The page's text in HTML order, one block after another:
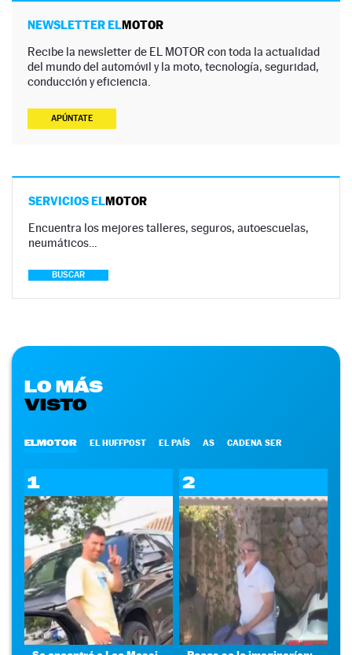
NEWSLETTER ELMOTOR
Recibe la newsletter de EL MOTOR con toda la actualidad
del mundo del automóvil y la moto, tecnología, seguridad,
conducción y eficiencia.
APÚNTATE
SERVICIOS ELMOTOR
Encuentra los mejores talleres, seguros, autoescuelas,
neumáticos…
BUSCAR
LO MÁS
VISTO
ELMOTOR EL HUFFPOST EL PAÍS AS CADENA SER
1 2